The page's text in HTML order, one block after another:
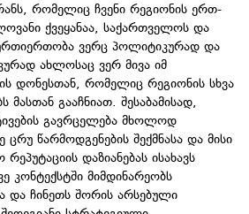
რომელიც ჩვენი რეგიონის ერთ-
ქვეყანაა, საქართველოს და
ვერც პოლიტიკურად და
ახლოსაც ვერ მივა იმ
დონესთან, რომელიც რეგიონის სხვა
მასთან გააჩნიათ. შესაბამისად,
გავრცელება მხოლოდ
წარმოდგენების შექმნასა და მისი
დაზიანებას ისახავს
კონტექსტში მიმდინარეობს
და ჩინეთს შორის არსებული